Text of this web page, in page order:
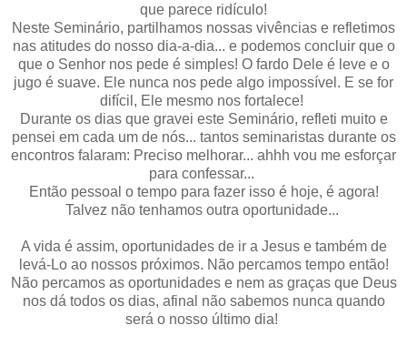
que parece ridículo!
Neste Seminário, partilhamos nossas vivências e refletimos
nas atitudes do nosso dia-a-dia... e podemos concluir que o
que o Senhor nos pede é simples! O fardo Dele é leve e o
jugo é suave. Ele nunca nos pede algo impossível. E se for
difícil, Ele mesmo nos fortalece!
Durante os dias que gravei este Seminário, refleti muito e
pensei em cada um de nós... tantos seminaristas durante os
encontros falaram: Preciso melhorar... ahhh vou me esforçar
para confessar...
Então pessoal o tempo para fazer isso é hoje, é agora!
Talvez não tenhamos outra oportunidade...
A vida é assim, oportunidades de ir a Jesus e também de
levá-Lo ao nossos próximos. Não percamos tempo então!
Não percamos as oportunidades e nem as graças que Deus
nos dá todos os dias, afinal não sabemos nunca quando
será o nosso último dia!